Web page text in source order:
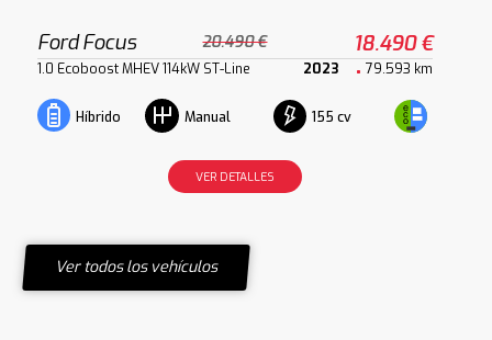
Ford Focus 20.490 € 18.490 €
1.0 Ecoboost MHEV 114kW ST-Line 2023 79.593 km
Híbrido Manual 155 cv
VER DETALLES
Ver todos los vehículos